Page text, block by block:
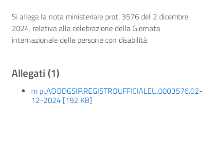
Si allega la nota ministeriale prot. 3576 del 2 dicembre
2024, relativa alla celebrazione della Giornata
internazionale delle persone con disabilità
Allegati (1)
m pi.AOODGSIP.REGISTROUFFICIALEU.0003576.02-
12-2024 [192 KB]